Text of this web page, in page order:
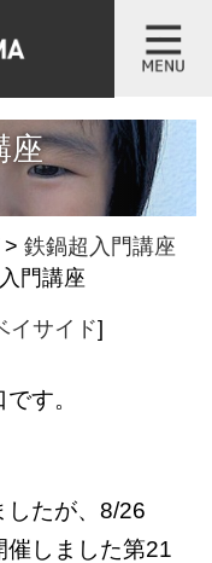
座
>鉄鍋超入門講座
門講座
イサイド]
す。
したが、8/26
催しました第21